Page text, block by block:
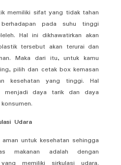
memiliki sifat yang tidak tahan
pada suhu tinggi
Hal ini dikhawatirkan akan
tersebut akan terurai dan
Maka dari itu, untuk kamu
pilih dan cetak box kemasan
kesehatan yang tinggi. Hal
menjadi daya tarik dan daya
Udara
untuk kesehatan sehingga
makanan adalah dengan